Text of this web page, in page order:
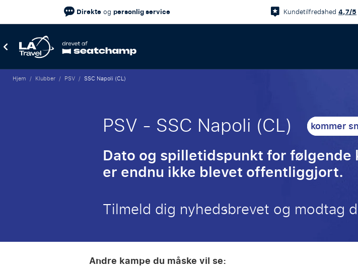
Direkteog personlig service Kundetilfredshed 4,7/5
Hjem / Klubber / PSV / SSC Napoli (CL)
PSV - SSC Napoli (CL) kommer
Dato og spilletidspunkt for følgende
er endnu ikke blevet offentliggjort.
Tilmeld dig nyhedsbrevet og modtag
Andre kampe du måske vil se: